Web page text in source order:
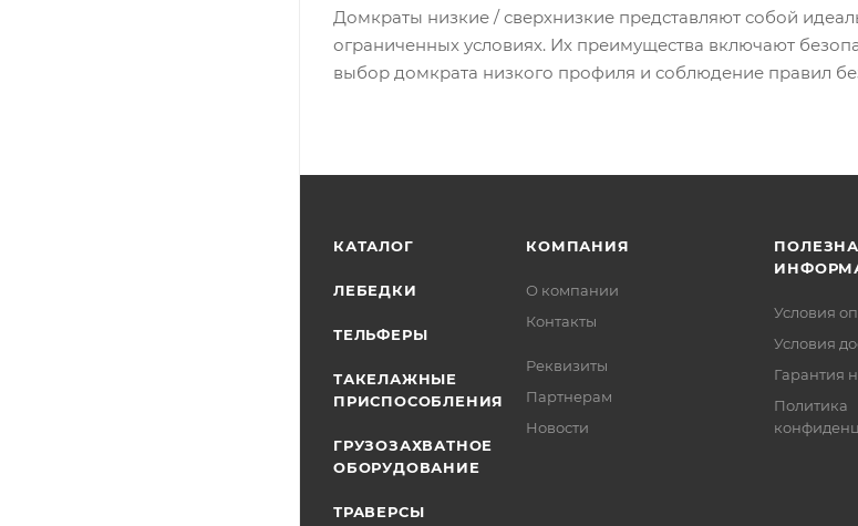
Домкраты низкие / сверхнизкие представляют собой
ограниченных условиях. Их преимущества включают
выбор домкрата низкого профиля и соблюдение правил
КАТАЛОГ
ЛЕБЕДКИ
ТЕЛЬФЕРЫ
ТАКЕЛАЖНЫЕ
ПРИСПОСОБЛЕНИЯ
ГРУЗОЗАХВАТНОЕ
ОБОРУДОВАНИЕ
ТРАВЕРСЫ
КОМПАНИЯ
О компании
Контакты
Реквизиты
Партнерам
Новости
Условия
Условия
Гарантия
Политика